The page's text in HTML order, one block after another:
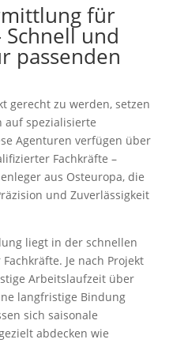
für
Schnell und
passenden
gerecht zu werden, setzen
auf spezialisierte
Agenturen verfügen über
Fachkräfte –
aus Osteuropa, die
und Zuverlässigkeit
liegt in der schnellen
Je nach Projekt
Arbeitslaufzeit über
langfristige Bindung
sich saisonale
abdecken wie